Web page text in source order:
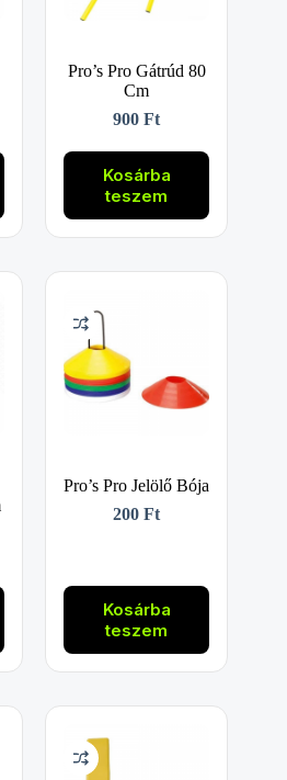
Pro’s Pro Gátrúd 80
Cm
900Ft
Kosárba
teszem
Pro’s Pro Jelölő Bója
200Ft
Kosárba
teszem